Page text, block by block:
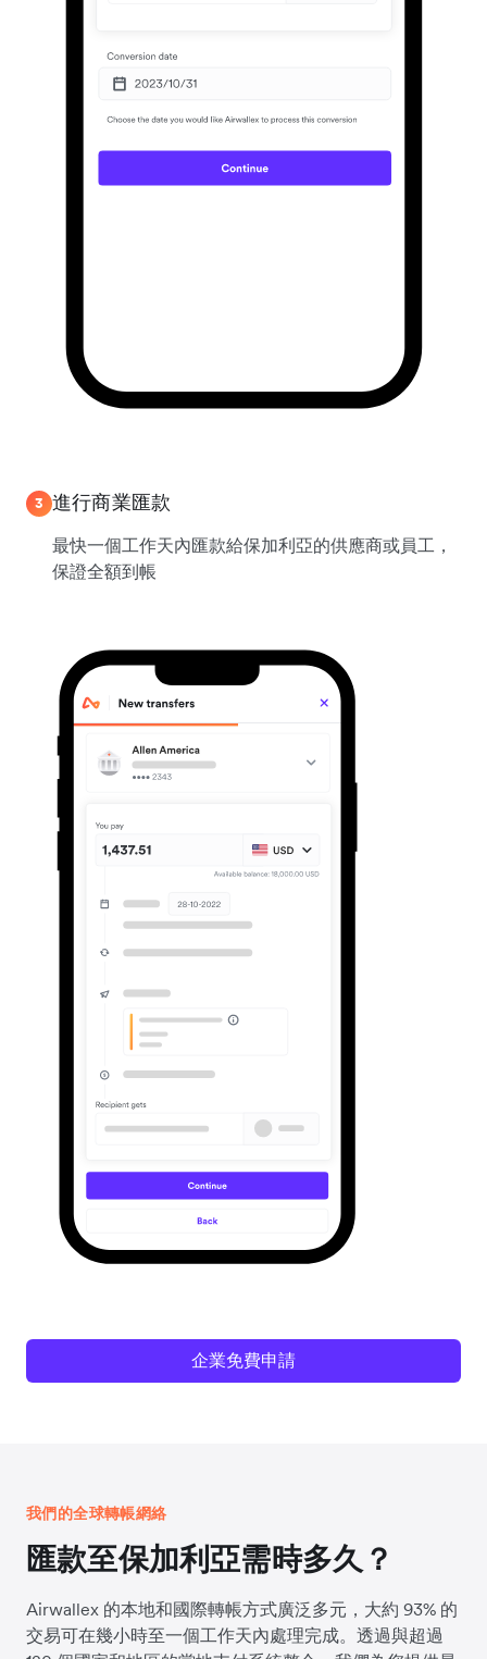
3 進行商業匯款
最快一個工作天內匯款給保加利亞的供應商或員工，
保證全額到帳
企業免費申請
我們的全球轉帳網絡
匯款至保加利亞需時多久？
Airwallex 的本地和國際轉帳方式廣泛多元，大約 93% 的
交易可在幾小時至一個工作天內處理完成。透過與超過